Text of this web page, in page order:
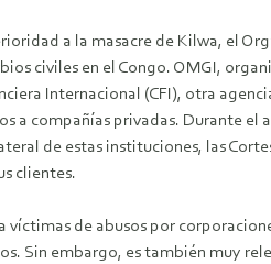
a la masacre de Kilwa, el
civiles en el Congo. OMGI,
Internacional (CFI), otra
a compañías privadas. Durante el
de estas instituciones, las
clientes.
víctimas de abusos por
Sin embargo, es también muy